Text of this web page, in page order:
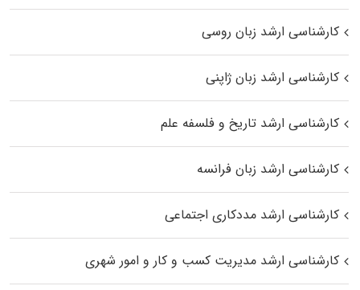
کارشناسی ارشد زبان روسی
کارشناسی ارشد زبان ژاپنی
کارشناسی ارشد تاریخ و فلسفه علم
کارشناسی ارشد زبان فرانسه
کارشناسی ارشد مددکاری اجتماعی
کارشناسی ارشد مدیریت کسب و کار و امور شهری